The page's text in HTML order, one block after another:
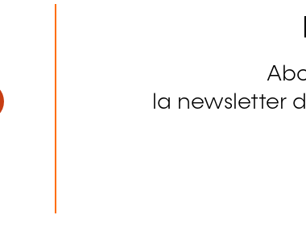
la newsletter